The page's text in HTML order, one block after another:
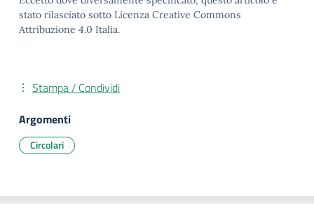
stato rilasciato sotto Licenza Creative Commons
Attribuzione 4.0 Italia.
Stampa / Condividi
Argomenti
Circolari